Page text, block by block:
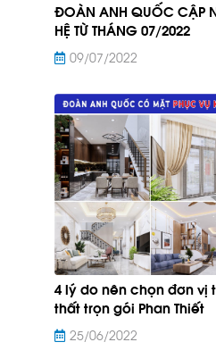
ĐOÀN ANH QUỐC CẬP
HỆ TỪ THÁNG 07/2022
09/07/2022
4 lý do nên chọn đơn vị
thất trọn gói Phan Thiết
25/06/2022